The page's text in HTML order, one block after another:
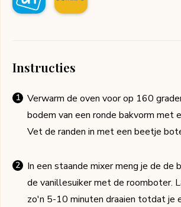
Instructies
Verwarm de oven voor op 160
bodem van een ronde bakvorm met
Vet de randen in met een beetje
In een staande mixer meng je de de
de vanillesuiker met de roomboter.
zo'n 5-10 minuten draaien totdat je